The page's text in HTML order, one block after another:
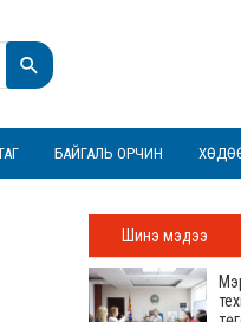
БАЙГАЛЬ ОРЧИН
Шинэ мэдээ